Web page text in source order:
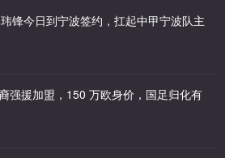
锋今日到宁波签约，扛起中甲宁波队主
强援加盟，150 万欧身价，国足归化有